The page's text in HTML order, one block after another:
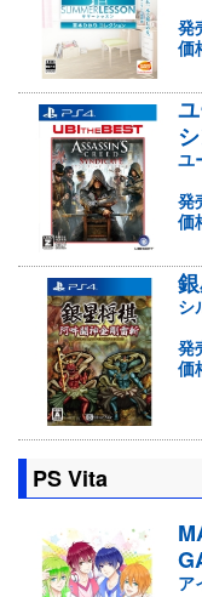
発
価
ユ
発
価
シ
発
価
PS Vita
ア